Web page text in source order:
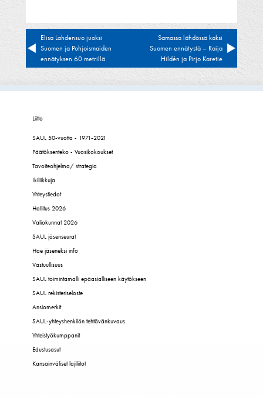
Artikkelien
selaus
Elisa Lahdensuo juoksi
Suomen ja Pohjoismaiden
ennätyksen 60 metrillä
Samassa lähdössä kaksi
Suomen ennätystä – Raija
Hildén ja Pirjo Karetie
Liitto
SAUL 50-vuotta - 1971-2021
Päätöksenteko - Vuosikokoukset
Tavoiteohjelma/ strategia
Ikiliikkuja
Yhteystiedot
Hallitus 2026
Valiokunnat 2026
SAUL jäsenseurat
Hae jäseneksi info
Vastuullisuus
SAUL toimintamalli epäasialliseen käytökseen
SAUL rekisteriseloste
Ansiomerkit
SAUL-yhteyshenkilön tehtävänkuvaus
Yhteistyökumppanit
Edustusasut
Kansainväliset lajiliitot